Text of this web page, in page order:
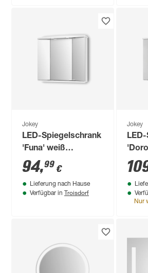
Jokey
LED-Spiegelschrank
'Funa' weiß
Hochglanz 68 x 60 x
22 cm
94,99 €
Lieferung nach Hause
Verfügbar in Troisdorf
Jokey
x 22
Nur